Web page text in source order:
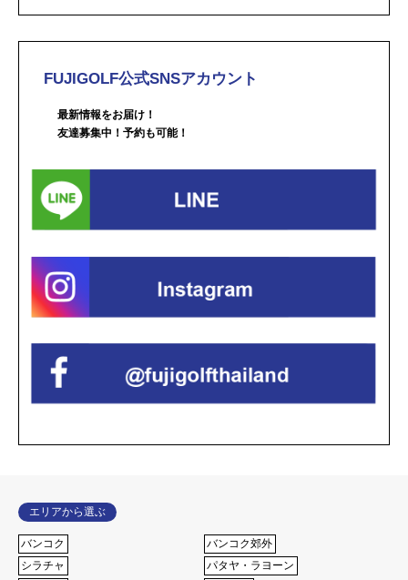
FUJIGOLF公式SNSアカウント
最新情報をお届け！
友達募集中！予約も可能！
エリアから選ぶ
バンコク
バンコク郊外
シラチャ
パタヤ・ラヨーン